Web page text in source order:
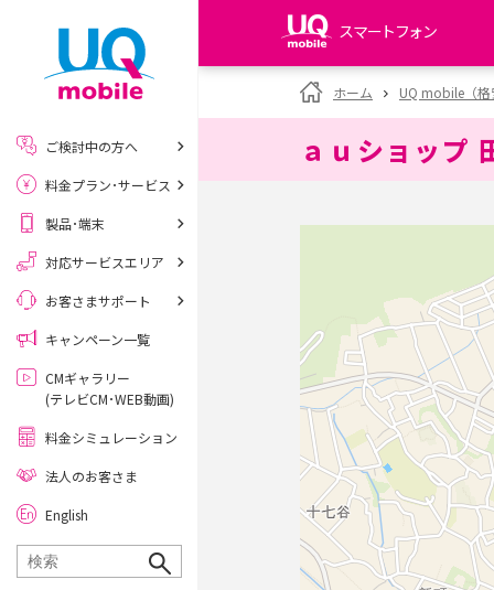
スマートフォン
my UQ WiMAX
UQ WiMAX ご契約の方
My UQ mobile
UQ mobile
ホーム UQ mobile（
ａｕショップ
ご検討中の方へ
料金プラン･サービス
製品･端末
対応サービスエリア
お客さまサポート
キャンペーン一覧
CMギャラリー
(テレビCM･WEB動画)
料金シミュレーション
法人のお客さま
English